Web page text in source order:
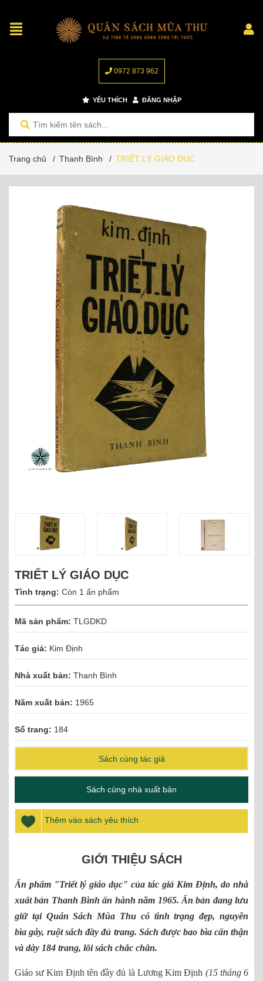
0972 873 962
YÊU THÍCH ĐĂNG NHẬP
Trang chủ / Thanh Bình / TRIẾT LÝ GIÁO DỤC
TRIẾT LÝ GIÁO DỤC
Tình trạng: Còn 1 ấn phẩm
Mã sản phẩm: TLGDKD
Tác giả: Kim Định
Nhà xuất bản: Thanh Bình
Năm xuất bản: 1965
Số trang: 184
Sách cùng tác giả
Sách cùng nhà xuất bản
Thêm vào sách yêu thích
GIỚI THIỆU SÁCH
Ấn phẩm "Triết lý giáo dục" của tác giả Kim Định, do nhà
xuất bản Thanh Bình ấn hành năm 1965. Ấn bản đang lưu
giữ tại Quán Sách Mùa Thu có tình trạng đẹp, nguyên
bìa gáy, ruột sách đầy đủ trang. Sách được bao bìa cẩn thận
và dày 184 trang, lõi sách chắc chắn.
Giáo sư Kim Định tên đầy đủ là Lương Kim Định (15 tháng 6